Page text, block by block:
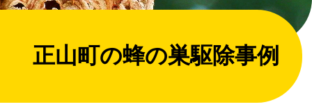
蜂の巣駆除ご依頼の流れ
対応エリア一覧
正山町の蜂の巣駆除事例